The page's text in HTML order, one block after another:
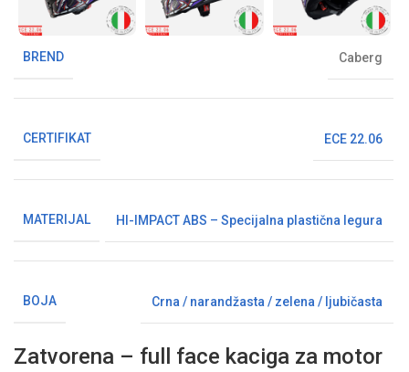
BREND Caberg
CERTIFIKAT ECE 22.06
MATERIJAL HI-IMPACT ABS – Specijalna plastična legura
BOJA Crna / narandžasta / zelena / ljubičasta
Zatvorena – full face kaciga za motor